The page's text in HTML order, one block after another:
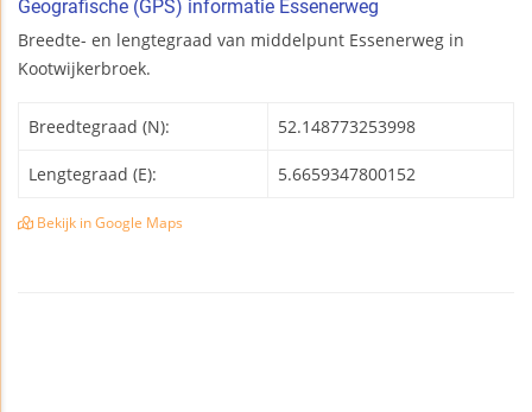
Geografische (GPS) informatie Essenerweg
Breedte- en lengtegraad van middelpunt Essenerweg in
Kootwijkerbroek.
Breedtegraad (N): 52.148773253998
Lengtegraad (E): 5.6659347800152
Bekijk in Google Maps